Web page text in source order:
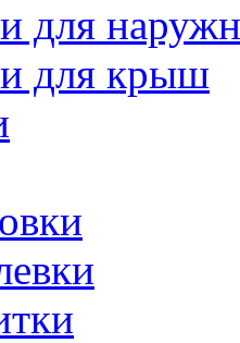
для
для крыш